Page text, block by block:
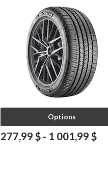
Options
277,99 $ - 1 001,99 $